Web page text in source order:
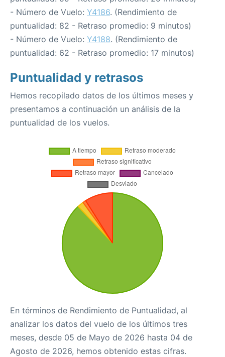
- Número de Vuelo: Y4186. (Rendimiento de
puntualidad: 82 - Retraso promedio: 9 minutos)
- Número de Vuelo: Y4188. (Rendimiento de
puntualidad: 62 - Retraso promedio: 17 minutos)
Puntualidad y retrasos
Hemos recopilado datos de los últimos meses y
presentamos a continuación un análisis de la
puntualidad de los vuelos.
En términos de Rendimiento de Puntualidad, al
analizar los datos del vuelo de los últimos tres
meses, desde 05 de Mayo de 2026 hasta 04 de
Agosto de 2026, hemos obtenido estas cifras.